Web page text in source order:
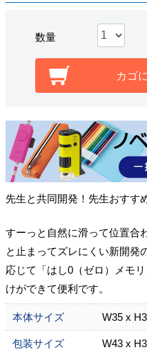
数量
カゴ
先生と共同開発！先生おすす
すーっと自然に滑って位置合
と止まってズレにくい新開発
応じて「はし0（ゼロ）メモ
けができて便利です。
本体サイズ W35 x
包装サイズ W43 x